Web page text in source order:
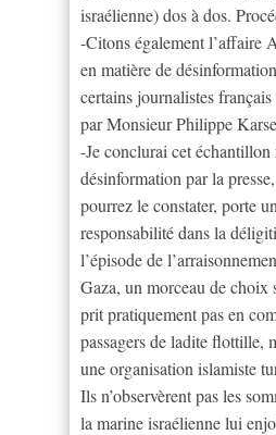
israélienne) dos à dos.
-Citons également l’affaire
en matière de
certains journalistes
par Monsieur Philippe
-Je conclurai cet
désinformation par la
pourrez le constater, porte
responsabilité dans la
l’épisode de
Gaza, un morceau de choix
prit pratiquement pas en
passagers de ladite flottille,
une organisation islamiste
Ils n’observèrent pas les
la marine israélienne lui